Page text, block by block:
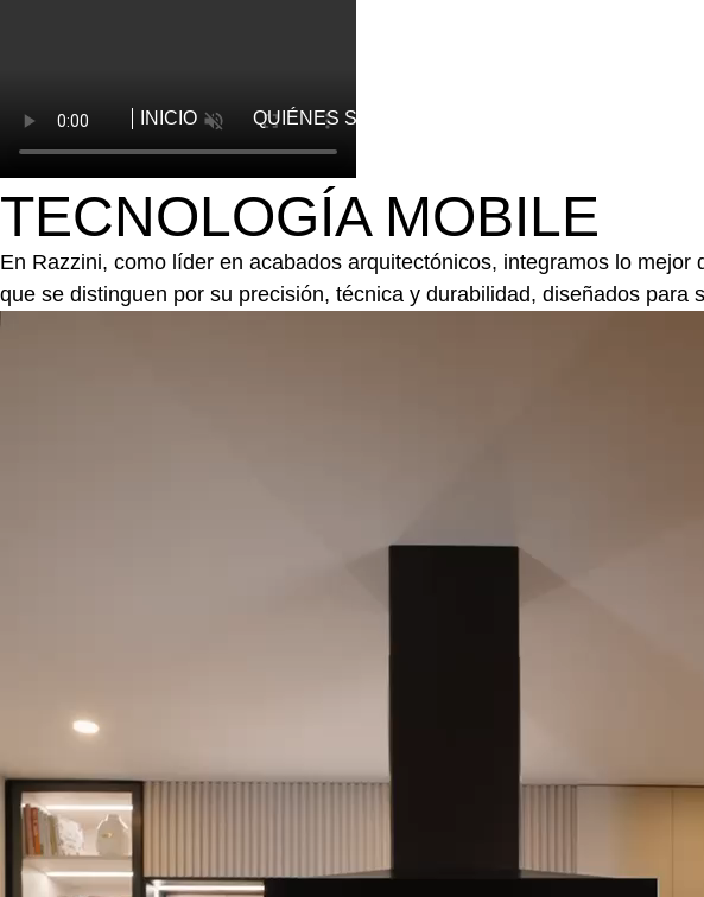
INICIO QUIÉNES SOMOS
TECNOLOGÍA MOBILE
En Razzini, como líder en acabados arquitectónicos, integramos lo
que se distinguen por su precisión, técnica y durabilidad, diseñados